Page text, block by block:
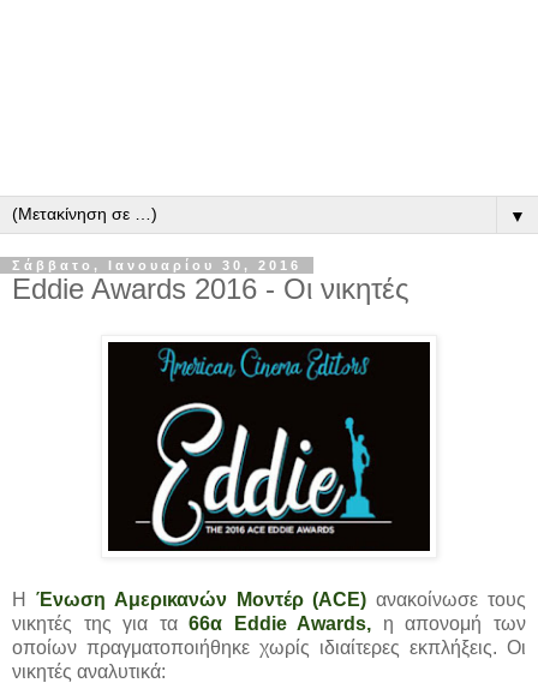
▼
Σάββατο, Ιανουαρίου 30, 2016
Eddie Awards 2016 - Οι νικητές
Η Ένωση Αμερικανών Μοντέρ (ACE)ανακοίνωσε τους
νικητές της για τα66α Eddie Awards, η απονομή των
οποίων πραγματοποιήθηκε χωρίς ιδιαίτερες εκπλήξεις. Οι
νικητές αναλυτικά: